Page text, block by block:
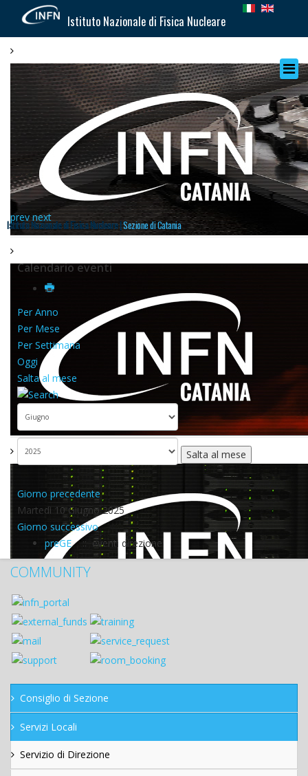
Istituto Nazionale di Fisica Nucleare
prev next
Istituto Nazionale di Fisica Nucleare |Sezione di Catania
Calendario eventi
Per Anno
Per Mese
Per Settimana
Oggi
Salta al mese
Salta al mese
Giorno precedente
Martedì 10 Giugno 2025
Giorno successivo
preGE :: eventi direzione
COMMUNITY
Consiglio di Sezione
Servizi Locali
Servizio di Direzione